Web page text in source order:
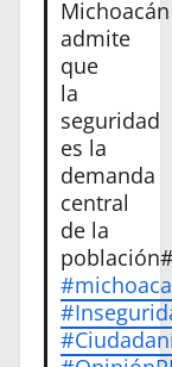
Michoacán
admite
que
la
seguridad
es la
demanda
central
de la